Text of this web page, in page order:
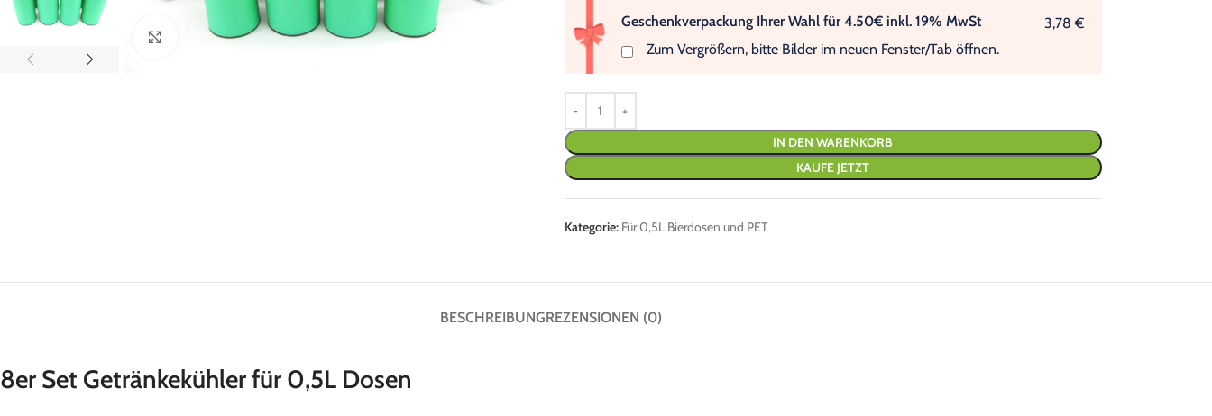
Click to enlarge
Geschenkverpackung Ihrer Wahl für 4.50€ inkl. 19% MwSt
Zum Vergrößern, bitte Bilder im neuen Fenster/Tab öffnen.
3,78 €
IN DEN WARENKORB
KAUFE JETZT
Kategorie: Für 0,5L Bierdosen und PET
BESCHREIBUNGREZENSIONEN (0)
8er Set Getränkekühler für 0,5L Dosen